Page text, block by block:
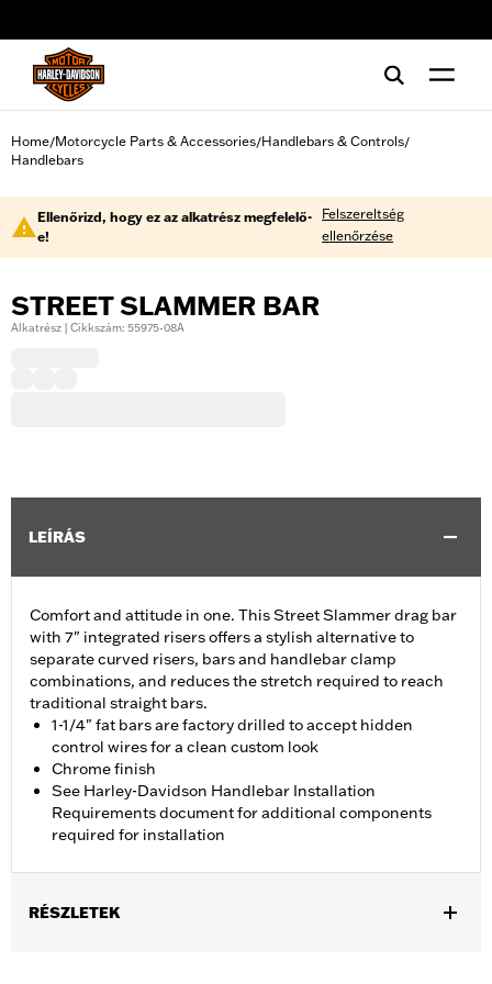
Home/Motorcycle Parts & Accessories/Handlebars & Controls/
Handlebars
Ellenőrizd, hogy ez az alkatrész megfelelő-
e!
Felszereltség
ellenőrzése
STREET SLAMMER BAR
Alkatrész | Cikkszám: 55975-08A
LEÍRÁS
Comfort and attitude in one. This Street Slammer drag bar
with 7" integrated risers offers a stylish alternative to
separate curved risers, bars and handlebar clamp
combinations, and reduces the stretch required to reach
traditional straight bars.
1-1/4" fat bars are factory drilled to accept hidden
control wires for a clean custom look
Chrome finish
See Harley-Davidson Handlebar Installation
Requirements document for additional components
required for installation
RÉSZLETEK